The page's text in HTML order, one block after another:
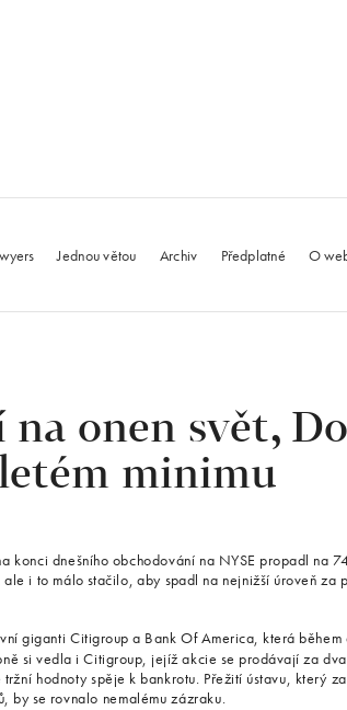
Jednou větou Archiv Předplatné O
onen svět,
minimu
konci dnešního obchodování na NYSE propadl na
i to málo stačilo, aby spadl na nejnižší úroveň za
giganti Citigroup a Bank Of America, která během
si vedla i Citigroup, jejíž akcie se prodávají za dva
hodnoty spěje k bankrotu. Přežití ústavu, který
by se rovnalo nemalému zázraku.